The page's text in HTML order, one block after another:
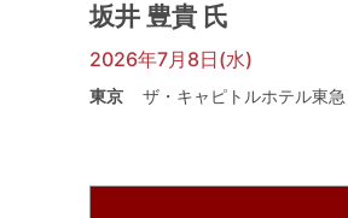
坂井 豊貴 氏
2026年7月8日(水)
東京 ザ・キャピトルホテル東急